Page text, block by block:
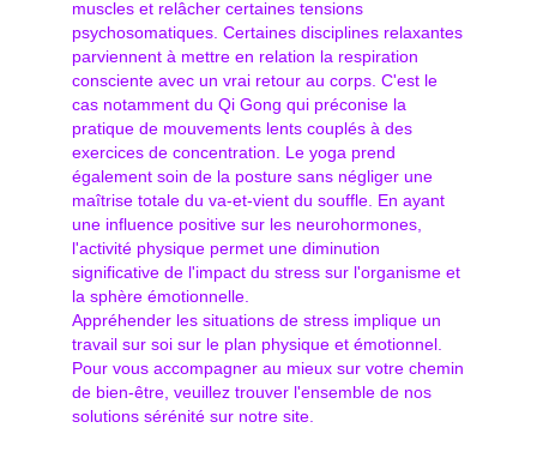
muscles et relâcher certaines tensions
psychosomatiques. Certaines disciplines relaxantes
parviennent à mettre en relation la respiration
consciente avec un vrai retour au corps. C'est le
cas notamment du Qi Gong qui préconise la
pratique de mouvements lents couplés à des
exercices de concentration. Le yoga prend
également soin de la posture sans négliger une
maîtrise totale du va-et-vient du souffle. En ayant
une influence positive sur les neurohormones,
l'activité physique permet une diminution
significative de l'impact du stress sur l'organisme et
la sphère émotionnelle.
Appréhender les situations de stress implique un
travail sur soi sur le plan physique et émotionnel.
Pour vous accompagner au mieux sur votre chemin
de bien-être, veuillez trouver l'ensemble de nos
solutions sérénité sur notre site.